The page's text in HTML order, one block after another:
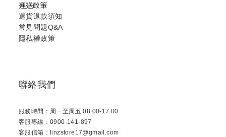
運送政策
退貨退款須知
常見問題Q&A
隱私權政策
聯絡我們
服務時間：周一至周五 08:00-17:00
客服專線：0900-141-897
客服信箱：linzstore17@gmail.com